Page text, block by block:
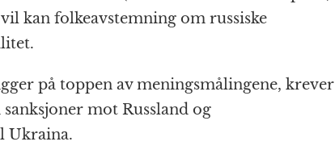
p
c
h
at
g
a
m
t
l
kan folkeavstemning om russiske
på toppen av meningsmålingene, krever
mot Russland og
Ukraina.